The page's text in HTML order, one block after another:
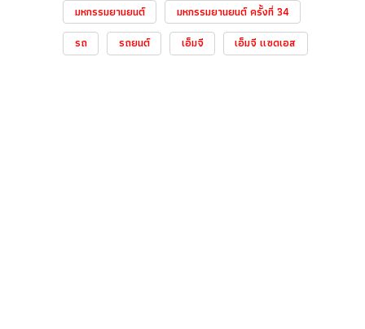
มหกรรมยานยนต์
มหกรรมยานยนต์ ครั้งที่ 34
รถ
รถยนต์ เอ็มจี เอ็มจี แซดเอส